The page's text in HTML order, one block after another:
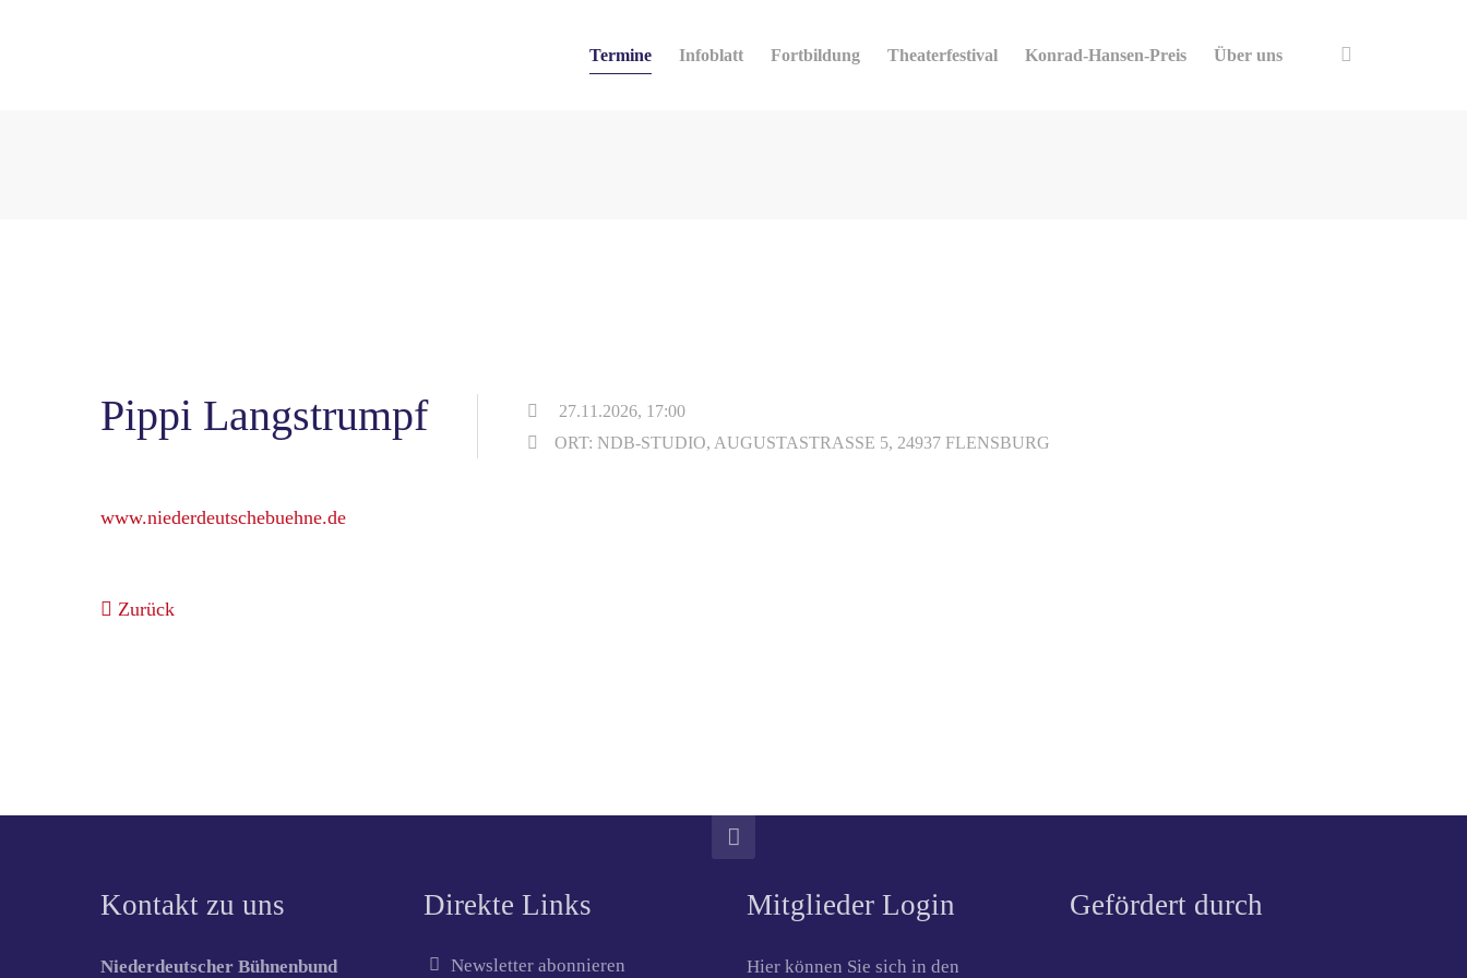
Termine Infoblatt Fortbildung Theaterfestival Konrad-Hansen-Preis Über uns
Pippi Langstrumpf
27.11.2026, 17:00
ORT: NDB-STUDIO, AUGUSTASTRASSE 5, 24937 FLENSBURG
www.niederdeutschebuehne.de
Zurück
Kontakt zu uns
Niederdeutscher Bühnenbund
Direkte Links
Newsletter abonnieren
Mitglieder Login
Hier können Sie sich in den
Gefördert durch